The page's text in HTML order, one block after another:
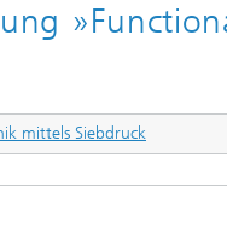
mittels Siebdruck